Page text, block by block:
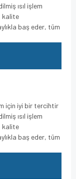
ısıl işlem
kalite
baş eder, tüm
için iyi bir tercihtir
ısıl işlem
kalite
baş eder, tüm